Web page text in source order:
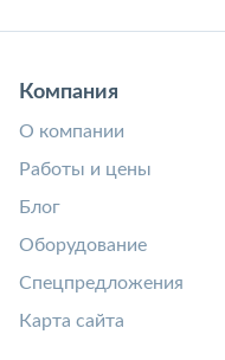
Компания
О компании
Работы и цены
Блог
Оборудование
Спецпредложения
Карта сайта